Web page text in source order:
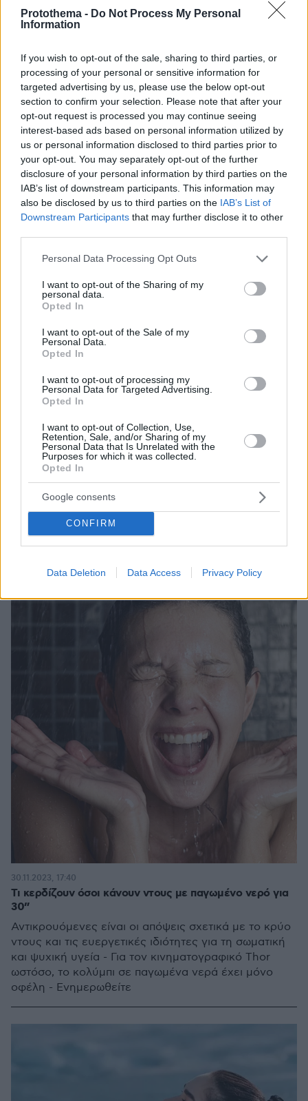
Protothema - Do Not Process My Personal
Information
If you wish to opt-out of the sale, sharing to third parties, or
processing of your personal or sensitive information for
targeted advertising by us, please use the below opt-out
section to confirm your selection. Please note that after your
opt-out request is processed you may continue seeing
interest-based ads based on personal information utilized by
us or personal information disclosed to third parties prior to
your opt-out. You may separately opt-out of the further
disclosure of your personal information by third parties on the
IAB’s list of downstream participants. This information may
also be disclosed by us to third parties on the IAB’s List of
Downstream Participants that may further disclose it to other
Please note that this website/app uses one or more Google
not limited to your visit or usage behaviour. You may click to
grant or deny consent to Google and its third-party tags to
use your data for below specified purposes in below Google
consent section.
Personal Data Processing Opt Outs
I want to opt-out of the Sharing of my
personal data.
Opted In
I want to opt-out of the Sale of my
Personal Data.
Opted In
I want to opt-out of processing my
Personal Data for Targeted Advertising.
Opted In
I want to opt-out of Collection, Use,
Retention, Sale, and/or Sharing of my
Personal Data that Is Unrelated with the
Purposes for which it was collected.
Opted In
Google consents
CONFIRM
Data Deletion Data Access Privacy Policy
Το απίστευτο κόλπο για κρύο νερό χωρίς ψυγείο!
ο καλοκαίρι με τις υψηλές θερμοκρασίες ψάχνουμε
δροσιστικά ροφήματα, τα φρούτα εποχής, τα
smoothies και τους χυμούς, ο πιο εύκολος και
αποτελεσματικός τρόπος για να το πετύχουμε είναι
φυσικά να πιούμε νερό!
Στρες: 6 απρόσμενες μέθοδοι που ανακουφίζουν και
ηρεμούν
Από την αγκαλιά στα κατοικίδια μέχρι ένα
χαλαρωτικό μασάζ στα πόδια, συνεχίστε να διαβάζετε
για να ανακαλύψετε μερικές από τις συμβατικές αλλά
και απρόσμενες μεθόδους για την καταπολέμηση του
άγχους
19.12.2023, 23:05
Τι κερδίζουν όσοι κάνουν ντους με παγωμένο νερό για
30”
Αντικρουόμενες είναι οι απόψεις σχετικά με το κρύο
ντους και τις ευεργετικές ιδιότητες για τη σωματική
και ψυχική υγεία - Για τον κινηματογραφικό Thor
ωστόσο, το κολύμπι σε παγωμένα νερά έχει μόνο
οφέλη - Ενημερωθείτε
30.11.2023, 17:40